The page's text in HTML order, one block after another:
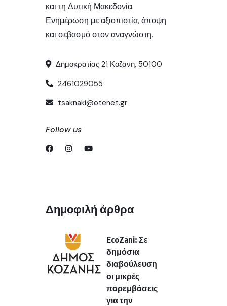
και τη Δυτική Μακεδονία.
Ενημέρωση με αξιοπιστία, άποψη
και σεβασμό στον αναγνώστη.
Δημοκρατίας 21 Κοζανη, 50100
2461029055
tsaknaki@otenet.gr
Follow us
Δημοφιλή άρθρα
EcoZani: Σε
δημόσια
διαβούλευση
οι μικρές
παρεμβάσεις
για την